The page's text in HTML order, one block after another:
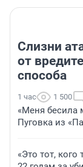
Слизни
от
способа
1 час 1 500
«Меня бесила
Пуговка из
«Это тот,